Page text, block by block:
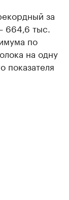
за
664,6 тыс.
по
на одну
показателя